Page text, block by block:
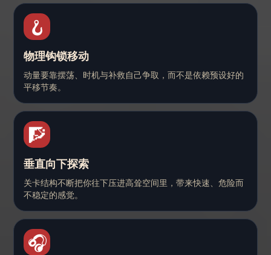
🪝
物理钩锁移动
动量要靠摆荡、时机与补救自己争取，而不是依赖预设好的
平移节奏。
🧗
垂直向下探索
关卡结构不断把你往下压进高耸空间里，带来快速、危险而
不稳定的感觉。
🎧